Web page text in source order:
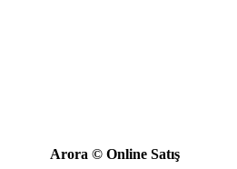
Arora © Online Satış